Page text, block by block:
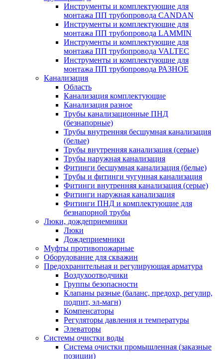
Инструменты и комплектующие для
монтажа ПП трубопровода CANDAN
Инструменты и комплектующие для
монтажа ПП трубопровода LAMMIN
Инструменты и комплектующие для
монтажа ПП трубопровода VALTEC
Инструменты и комплектующие для
монтажа ПП трубопровода РАЗНОЕ
Канализация
Область
Канализация комплектующие
Канализация разное
Трубы канализационные ПНД
(безнапорные)
Трубы внутренняя бесшумная канализация
(белые)
Трубы внутренняя канализация (серые)
Трубы наружная канализация
Фитинги бесшумная канализация (белые)
Трубы и фитинги чугунная канализация
Фитинги внутренняя канализация (серые)
Фитинги наружная канализация
Фитинги ПНД и комплектующие для
безнапорной трубы
Люки, дождеприемники
Люки
Дождеприемники
Муфты противопожарные
Оборудование для скважин
Предохранительная и регулирующая арматура
Воздухоотводчики
Группы безопасности
Клапаны разные (баланс, предохр, регулир,
подпит, эл-магн)
Компенсаторы
Регуляторы давления и температуры
Элеваторы
Системы очистки воды
Система очистки промышленная (заказные
позиции)